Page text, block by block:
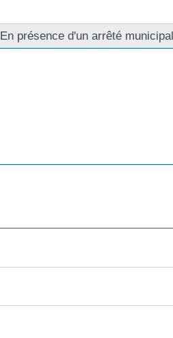
En présence d'un arrêté municipal